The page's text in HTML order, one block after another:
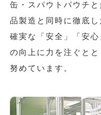
缶・スパウトパウチ
品製造と同時に徹底
確実な「安全」「安
の向上に力を注ぐと
努めています。